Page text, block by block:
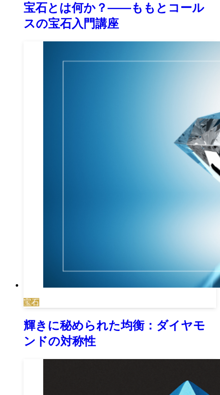
宝石とは何か？――ももとコール
スの宝石入門講座
宝石
輝きに秘められた均衡：ダイヤモ
ンドの対称性